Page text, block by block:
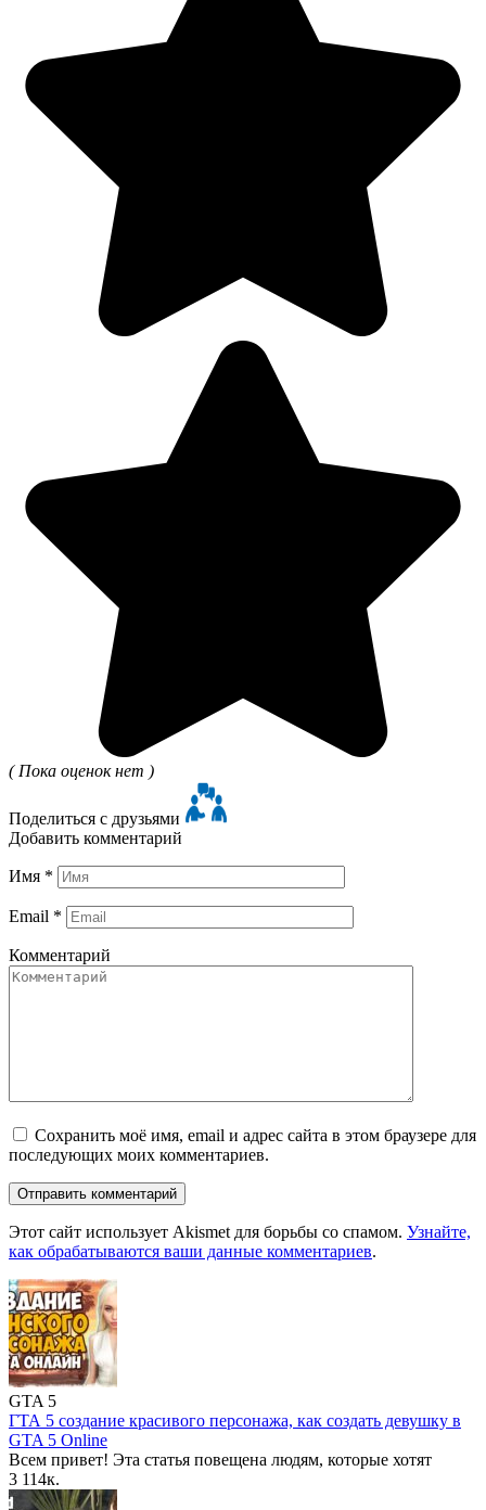
( Пока оценок нет )
Поделиться с друзьями
Добавить комментарий
Имя *
Email *
Комментарий
Сохранить моё имя, email и адрес сайта в этом браузере для
последующих моих комментариев.
Этот сайт использует Akismet для борьбы со спамом. Узнайте,
как обрабатываются ваши данные комментариев.
GTA 5
ГТА 5 создание красивого персонажа, как создать девушку в
GTA 5 Online
Всем привет! Эта статья повещена людям, которые хотят
3 114к.